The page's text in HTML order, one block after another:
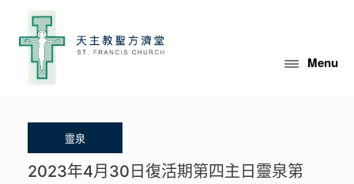
content
Menu
2023年4月30日復活期第四主日靈泉第